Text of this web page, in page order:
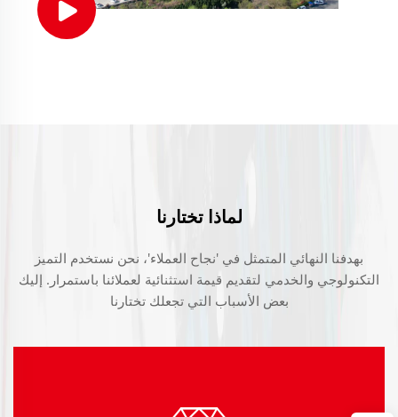
لماذا تختارنا
بهدفنا النهائي المتمثل في 'نجاح العملاء'، نحن نستخدم التميز
التكنولوجي والخدمي لتقديم قيمة استثنائية لعملائنا باستمرار. إليك
بعض الأسباب التي تجعلك تختارنا